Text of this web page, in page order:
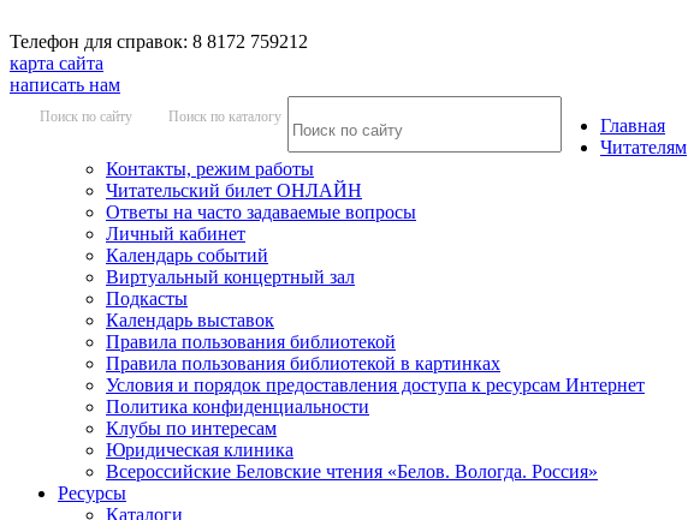
Телефон для справок: 8 8172 759212
карта сайта
написать нам
Поиск по сайту Поиск по каталогу
Главная
Читателям
Контакты, режим работы
Читательский билет ОНЛАЙН
Ответы на часто задаваемые вопросы
Личный кабинет
Календарь событий
Виртуальный концертный зал
Подкасты
Календарь выставок
Правила пользования библиотекой
Правила пользования библиотекой в картинках
Условия и порядок предоставления доступа к ресурсам Интернет
Политика конфиденциальности
Клубы по интересам
Юридическая клиника
Всероссийские Беловские чтения «Белов. Вологда. Россия»
Ресурсы
Каталоги